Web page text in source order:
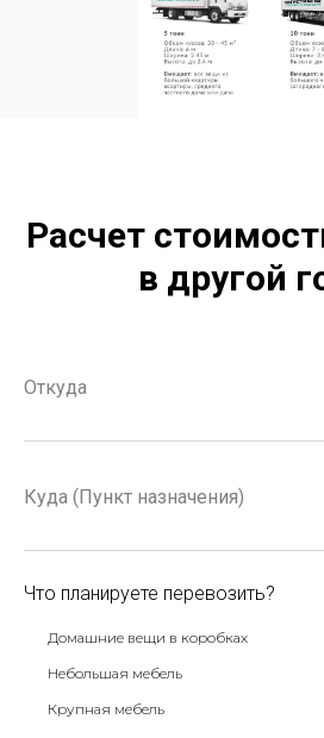
Расчет
в другой
Что планируете перевозить?
Домашние вещи в коробках
Небольшая мебель
Крупная мебель